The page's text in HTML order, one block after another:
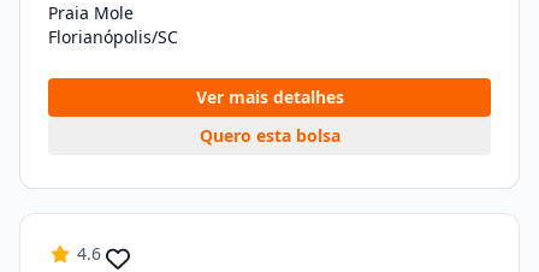
Praia Mole
Florianópolis/SC
Ver mais detalhes
Quero esta bolsa
4.6